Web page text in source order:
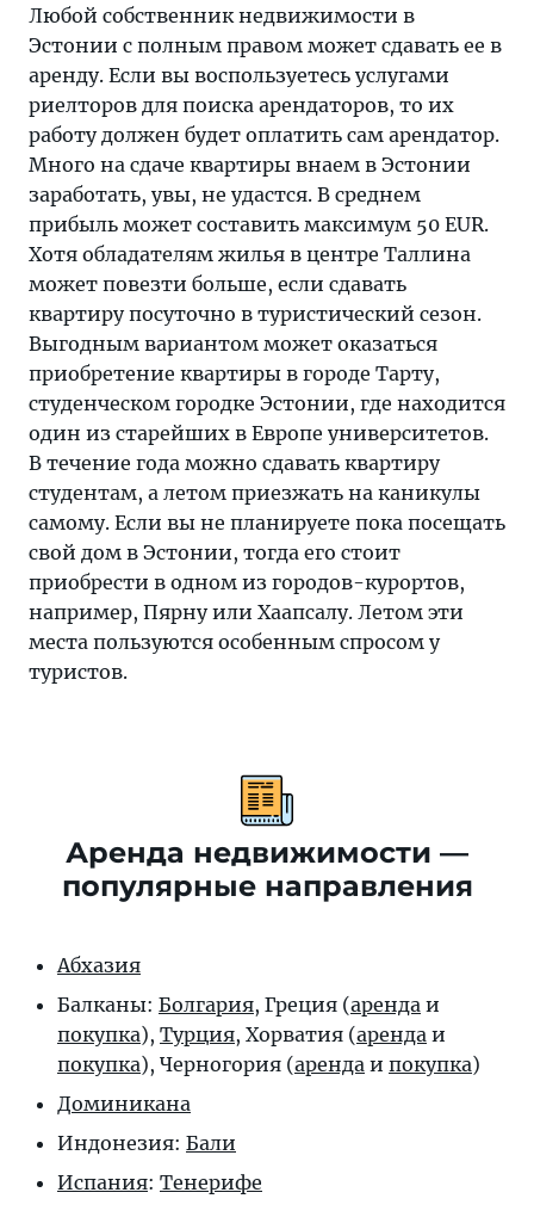
Любой собственник недвижимости в
Эстонии с полным правом может сдавать ее в
аренду. Если вы воспользуетесь услугами
риелторов для поиска арендаторов, то их
работу должен будет оплатить сам арендатор.
Много на сдаче квартиры внаем в Эстонии
заработать, увы, не удастся. В среднем
прибыль может составить максимум 50 EUR.
Хотя обладателям жилья в центре Таллина
может повезти больше, если сдавать
квартиру посуточно в туристический сезон.
Выгодным вариантом может оказаться
приобретение квартиры в городе Тарту,
студенческом городке Эстонии, где находится
один из старейших в Европе университетов.
В течение года можно сдавать квартиру
студентам, а летом приезжать на каникулы
самому. Если вы не планируете пока посещать
свой дом в Эстонии, тогда его стоит
приобрести в одном из городов-курортов,
например, Пярну или Хаапсалу. Летом эти
места пользуются особенным спросом у
туристов.
Аренда недвижимости —
популярные направления
Абхазия
Балканы: Болгария, Греция (аренда и
покупка), Турция, Хорватия (аренда и
покупка), Черногория (аренда и покупка)
Доминикана
Индонезия: Бали
Испания: Тенерифе